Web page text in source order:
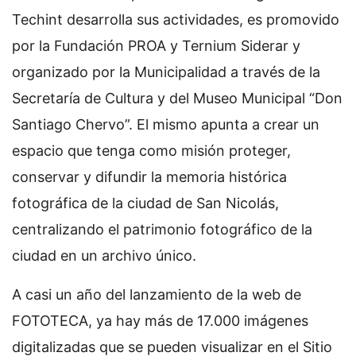
Techint desarrolla sus actividades, es promovido
por la Fundación PROA y Ternium Siderar y
organizado por la Municipalidad a través de la
Secretaría de Cultura y del Museo Municipal “Don
Santiago Chervo”. El mismo apunta a crear un
espacio que tenga como misión proteger,
conservar y difundir la memoria histórica
fotográfica de la ciudad de San Nicolás,
centralizando el patrimonio fotográfico de la
ciudad en un archivo único.
A casi un año del lanzamiento de la web de
FOTOTECA, ya hay más de 17.000 imágenes
digitalizadas que se pueden visualizar en el Sitio